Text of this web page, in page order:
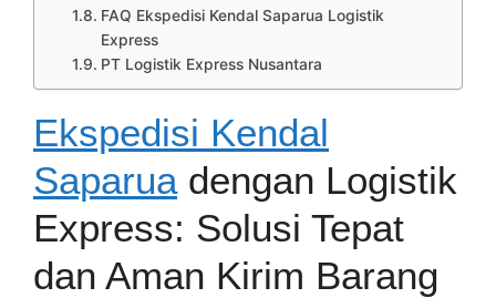
FAQ Ekspedisi Kendal Saparua Logistik
Express
PT Logistik Express Nusantara
Ekspedisi Kendal
Saparuadengan Logistik
Express: Solusi Tepat
dan Aman Kirim Barang